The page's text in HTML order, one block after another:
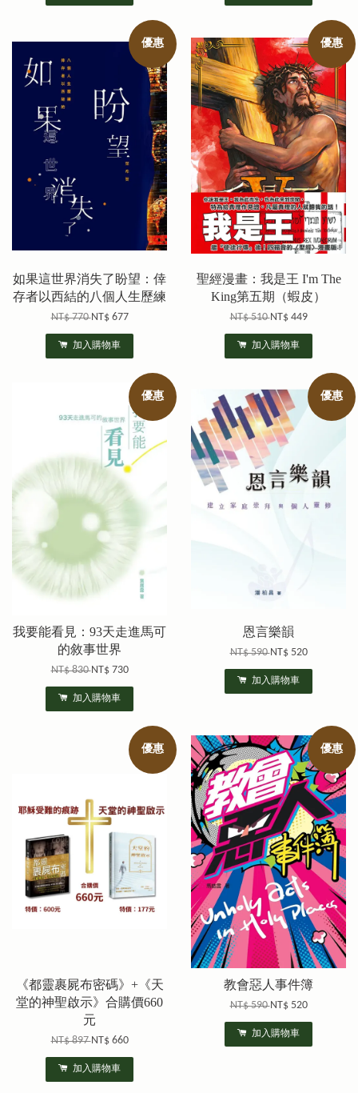
優惠
如果這世界消失了盼望：倖
存者以西結的八個人生歷練
NT$ 770NT$ 677
加入購物車
優惠
聖經漫畫：我是王 I'm The
King第五期（蝦皮）
NT$ 510NT$ 449
加入購物車
優惠
我要能看見：93天走進馬可
的敘事世界
NT$ 830NT$ 730
加入購物車
優惠
恩言樂韻
NT$ 590NT$ 520
加入購物車
優惠
《都靈裹屍布密碼》+《天
堂的神聖啟示》合購價660
元
NT$ 897NT$ 660
加入購物車
優惠
教會惡人事件簿
NT$ 590NT$ 520
加入購物車